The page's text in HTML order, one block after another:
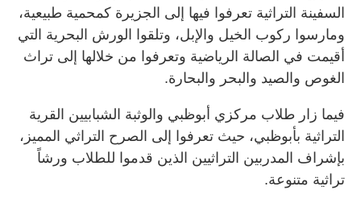
السفينة التراثية تعرفوا فيها إلى الجزيرة كمحمية طبيعية،
ومارسوا ركوب الخيل والإبل، وتلقوا الورش البحرية التي
أقيمت في الصالة الرياضية وتعرفوا من خلالها إلى تراث
الغوص والصيد والبحر والبحارة.
فيما زار طلاب مركزي أبوظبي والوثبة الشبابيين القرية
التراثية بأبوظبي، حيث تعرفوا إلى الصرح التراثي المميز،
بإشراف المدربين التراثيين الذين قدموا للطلاب ورشاً
تراثية متنوعة.